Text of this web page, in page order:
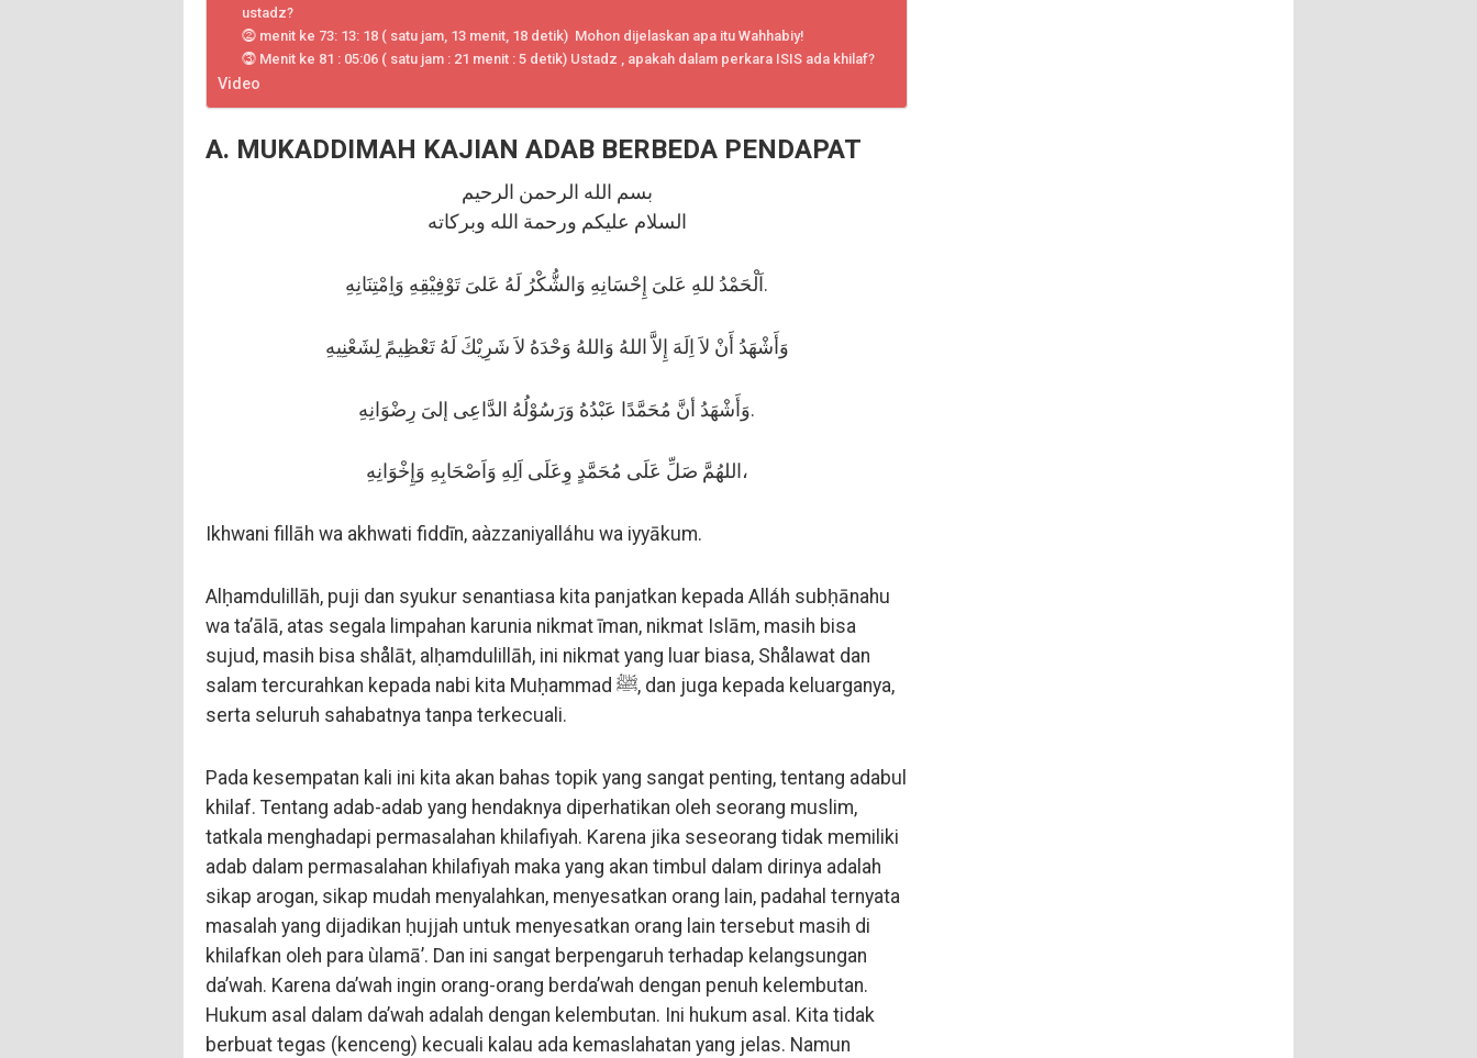
ustadz?
⓶ menit ke 73: 13: 18 ( satu jam, 13 menit, 18 detik) Mohon dijelaskan apa itu Wahhabiy!
⓷ Menit ke 81 : 05:06 ( satu jam : 21 menit : 5 detik) Ustadz , apakah dalam perkara ISIS ada khilaf?
Video
A. MUKADDIMAH KAJIAN ADAB BERBEDA PENDAPAT
بسم الله الرحمن الرحيم
السلام عليكم ورحمة الله وبركاته
اَلْحَمْدُ للهِ عَلىَ إِحْسَانِهِ وَالشُّكْرُ لَهُ عَلىَ تَوْفِيْقِهِ وَاِمْتِنَانِهِ.
وَأَشْهَدُ أَنْ لاَ اِلَهَ إِلاَّ اللهُ وَاللهُ وَحْدَهُ لاَ شَرِيْكَ لَهُ تَعْظِيمً لِشَعْنِيهِ
وَأَشْهَدُ أنَّ مُحَمَّدًا عَبْدُهُ وَرَسُوْلُهُ الدَّاعِى إلىَ رِضْوَانِهِ.
اللهُمَّ صَلِّ عَلَى مُحَمَّدٍ وِعَلَى اَلِهِ وَاَصْحَابِهِ وَإِخْوَانِهِ،
Ikhwani fillāh wa akhwati fiddīn, aàzzaniyallǻhu wa iyyākum.
Alḥamdulillāh, puji dan syukur senantiasa kita panjatkan kepada Allǻh subḥānahu
wa ta’ālā, atas segala limpahan karunia nikmat īman, nikmat Islām, masih bisa
sujud, masih bisa shålāt, alḥamdulillāh, ini nikmat yang luar biasa, Shålawat dan
salam tercurahkan kepada nabi kita Muḥammad ﷺ, dan juga kepada keluarganya,
serta seluruh sahabatnya tanpa terkecuali.
Pada kesempatan kali ini kita akan bahas topik yang sangat penting, tentang adabul
khilaf. Tentang adab-adab yang hendaknya diperhatikan oleh seorang muslim,
tatkala menghadapi permasalahan khilafiyah. Karena jika seseorang tidak memiliki
adab dalam permasalahan khilafiyah maka yang akan timbul dalam dirinya adalah
sikap arogan, sikap mudah menyalahkan, menyesatkan orang lain, padahal ternyata
masalah yang dijadikan ḥujjah untuk menyesatkan orang lain tersebut masih di
khilafkan oleh para ùlamā’. Dan ini sangat berpengaruh terhadap kelangsungan
da’wah. Karena da’wah ingin orang-orang berda’wah dengan penuh kelembutan.
Hukum asal dalam da’wah adalah dengan kelembutan. Ini hukum asal. Kita tidak
berbuat tegas (kenceng) kecuali kalau ada kemaslahatan yang jelas. Namun